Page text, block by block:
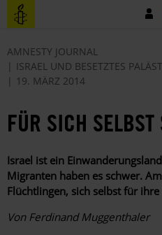
Direkt
zum
Benutzermenü
AMNESTY JOURNAL
ISRAEL UND BESETZTES
19. MÄRZ 2014
FÜR SICH SELBST
Israel ist ein
Migranten haben es schwer.
Flüchtlingen, sich selbst für ihre
Von Ferdinand Muggenthaler